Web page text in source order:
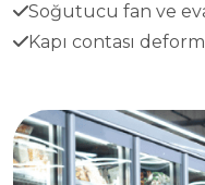
Soğutucu fan ve
Kapı contası